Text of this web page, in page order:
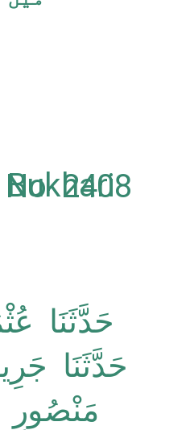
Hadith No 2408
حَدَّثَنَا